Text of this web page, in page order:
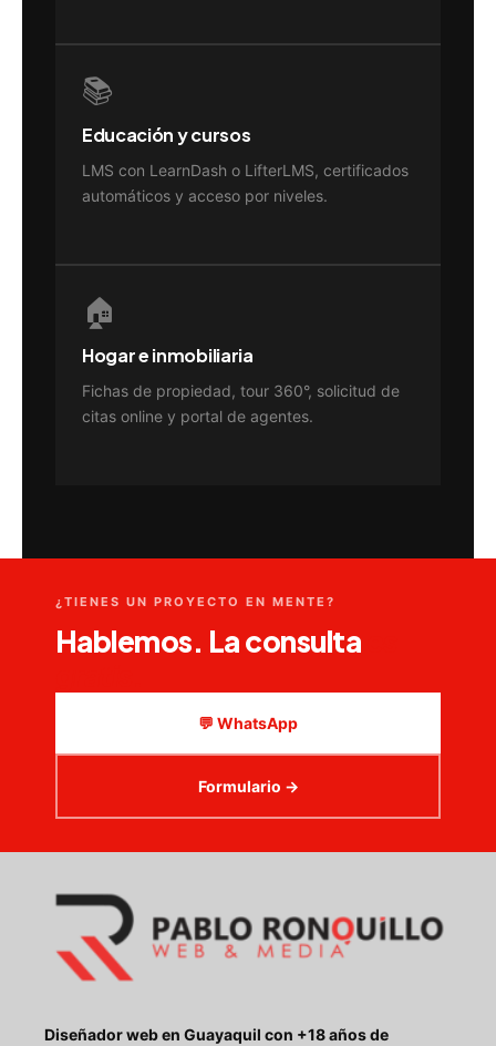
📚
Educación y cursos
LMS con LearnDash o LifterLMS, certificados
automáticos y acceso por niveles.
🏠
Hogar e inmobiliaria
Fichas de propiedad, tour 360°, solicitud de
citas online y portal de agentes.
¿TIENES UN PROYECTO EN MENTE?
Hablemos. La consulta
💬 WhatsApp
Formulario →
Diseñador web en Guayaquil con +18 años de